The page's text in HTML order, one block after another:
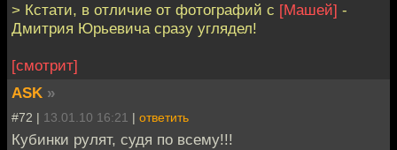
> Кстати, в отличие от фотографий с [Машей] -
Дмитрия Юрьевича сразу углядел!
[смотрит]
ASK »
#72 | 13.01.10 16:21 | ответить
Кубинки рулят, судя по всему!!!